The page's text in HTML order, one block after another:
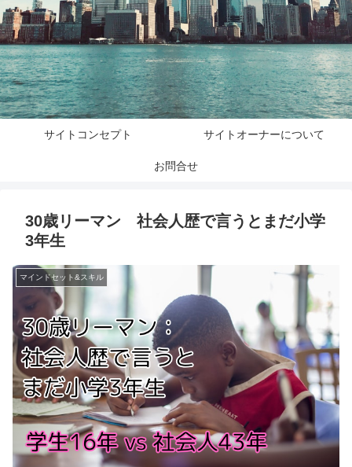
サイトコンセプト サイトオーナーについて
お問合せ
30歳リーマン 社会人歴で言うとまだ小学
3年生
マインドセット&スキル